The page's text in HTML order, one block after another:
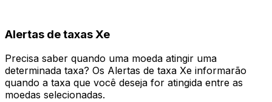
Alertas de taxas Xe
Precisa saber quando uma moeda atingir uma
determinada taxa? Os Alertas de taxa Xe informarão
quando a taxa que você deseja for atingida entre as
moedas selecionadas.